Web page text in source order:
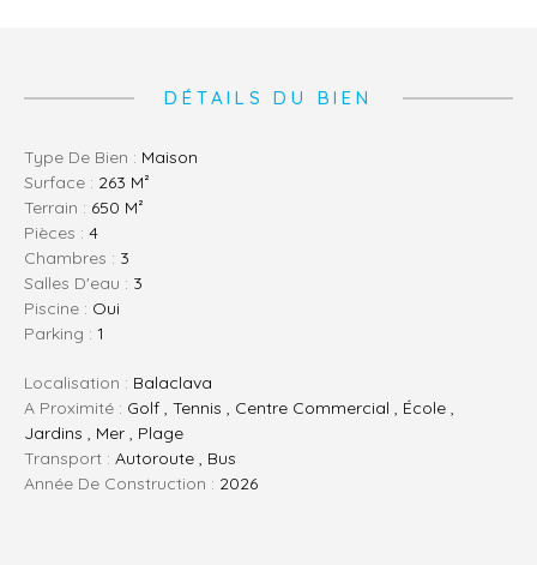
DÉTAILS DU BIEN
Type De Bien : Maison
Surface : 263 M²
Terrain : 650 M²
Pièces : 4
Chambres : 3
Salles D'eau : 3
Piscine : Oui
Parking : 1
Localisation : Balaclava
A Proximité : Golf , Tennis , Centre Commercial , École ,
Jardins , Mer , Plage
Transport : Autoroute , Bus
Année De Construction : 2026